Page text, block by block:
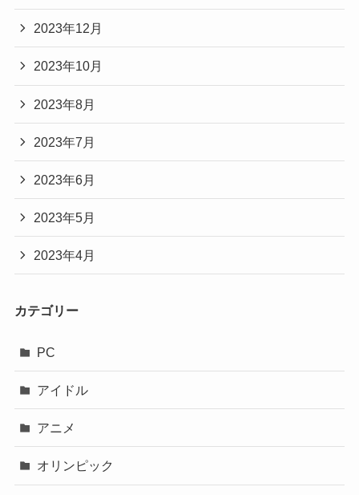
2023年12月
2023年10月
2023年8月
2023年7月
2023年6月
2023年5月
2023年4月
カテゴリー
PC
アイドル
アニメ
オリンピック